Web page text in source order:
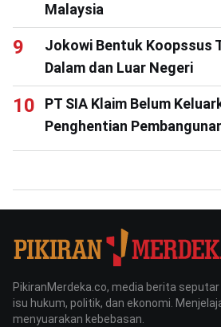
Malaysia
Jokowi Bentuk Koopssus
Dalam dan Luar Negeri
PT SIA Klaim Belum
Penghentian
PikiranMerdeka.co, media berita
isu hukum, politik, dan ekonomi.
menyuarakan kebebasan.